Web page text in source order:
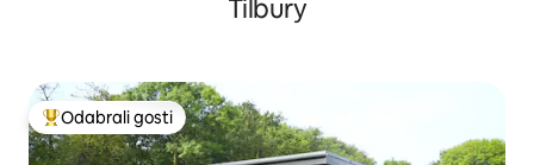
Tilbury
Među najviše rangiranima s oznakom „Odabrali gosti”
Odabrali gosti